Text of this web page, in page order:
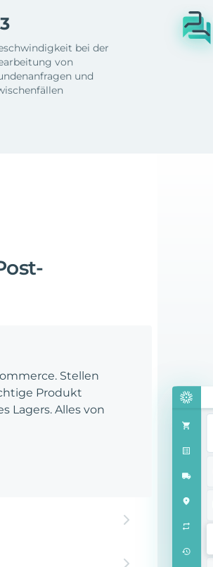
bei der
von
und
Stellen
Produkt
Lagers. Alles von